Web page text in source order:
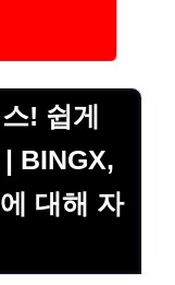
! 쉽게
BINGX,
대해 자